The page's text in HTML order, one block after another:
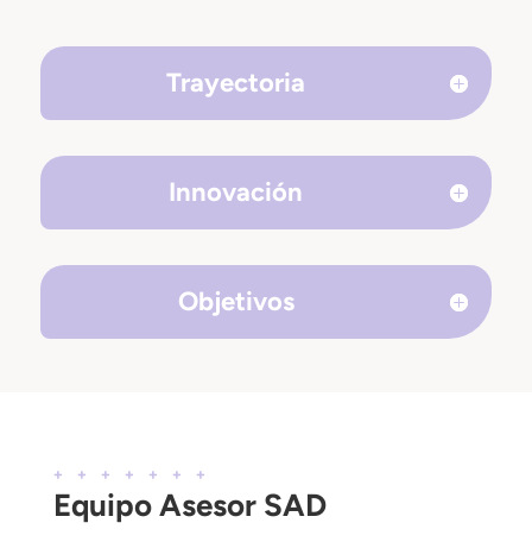
Trayectoria
Innovación
Objetivos
+++++++
Equipo Asesor SAD